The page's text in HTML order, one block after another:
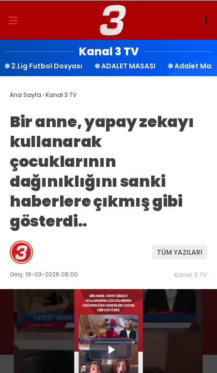
Kanal 3 TV
2.Lig Futbol Dosyası ADALET MASASI Adalet
Ana Sayfa ›Kanal 3 TV
Bir anne, yapay zekayı
kullanarak
çocuklarının
dağınıklığını sanki
haberlere çıkmış gibi
gösterdi..
TÜM YAZILARI
Giriş: 19-03-2026 08:00 Kanal 3 TV
Play